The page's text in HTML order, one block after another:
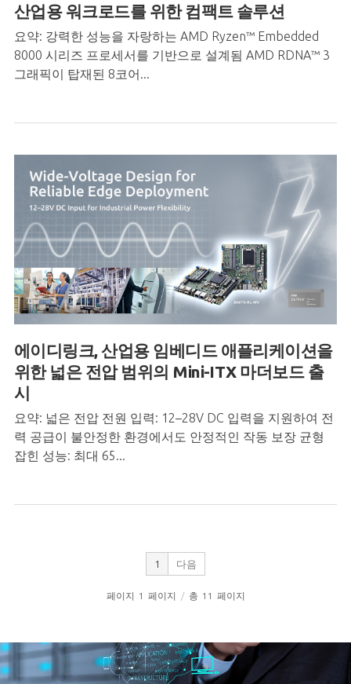
산업용 워크로드를 위한 컴팩트 솔루션
요약: 강력한 성능을 자랑하는 AMD Ryzen™ Embedded
8000 시리즈 프로세서를 기반으로 설계됨 AMD RDNA™ 3
그래픽이 탑재된 8코어...
에이디링크, 산업용 임베디드 애플리케이션을
위한 넓은 전압 범위의 Mini-ITX 마더보드 출
시
요약: 넓은 전압 전원 입력: 12–28V DC 입력을 지원하여 전
력 공급이 불안정한 환경에서도 안정적인 작동 보장 균형
잡힌 성능: 최대 65...
1 다음
페이지 1 페이지 / 총 11 페이지